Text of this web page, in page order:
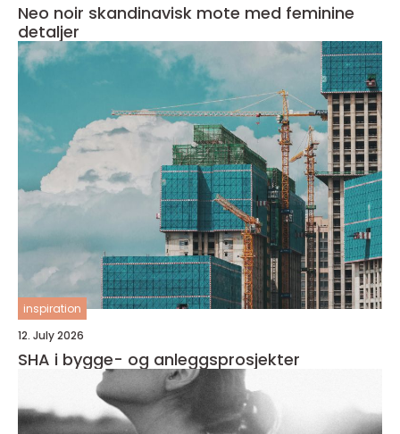
Neo noir skandinavisk mote med feminine
detaljer
inspiration
12. July 2026
SHA i bygge- og anleggsprosjekter